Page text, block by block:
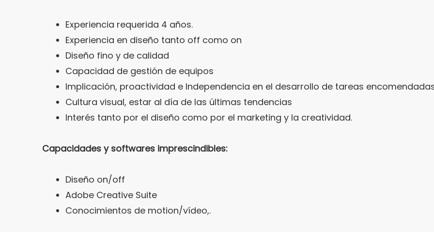
Experiencia requerida 4 años.
Experiencia en diseño tanto off como on
Diseño fino y de calidad
Capacidad de gestión de equipos
Implicación, proactividad e Independencia en el desarrollo de tareas
Cultura visual, estar al día de las últimas tendencias
Interés tanto por el diseño como por el marketing y la creatividad.
Capacidades y softwares imprescindibles:
Diseño on/off
Adobe Creative Suite
Conocimientos de motion/vídeo,.